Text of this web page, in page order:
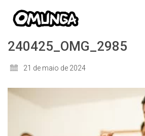
240425_OMG_2985
21 de maio de 2024